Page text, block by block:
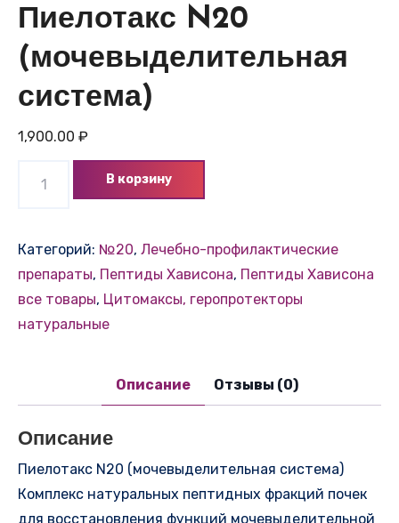
Пиелотакс N20
(мочевыделительная
система)
1,900.00 ₽
N20
(мочевыделительная
система)
В корзину
Категорий: №20, Лечебно-профилактические
препараты, Пептиды Хависона, Пептиды Хависона
все товары, Цитомаксы, геропротекторы
натуральные
Описание Отзывы (0)
Описание
Пиелотакс N20 (мочевыделительная система)
Комплекс натуральных пептидных фракций почек
для восстановления функций мочевыделительной